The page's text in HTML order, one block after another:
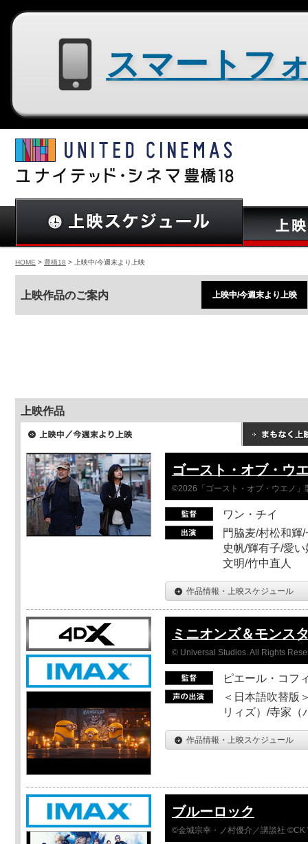
HOME > 豊橋18 > 上映中/今週末より上映
上映作品のご案内 上映中/今週末より上映
上映作品
ゴースト・オブ・ウ
©2026「ゴースト・オブ・ウエノ」
ワン・チイ
門脇麦/村松和輝
史帆/輝有子/愛
文明/竹中直人
作品情報・上映スケジュール
ミニオンズ＆モンス
© Universal Studios. All Rights
ピエール・コフ
＜日本語吹替版
リィズ）/寺家（
作品情報・上映スケジュール
ブルーロック
©金城宗幸・ノ村優介／講談社 ©CK